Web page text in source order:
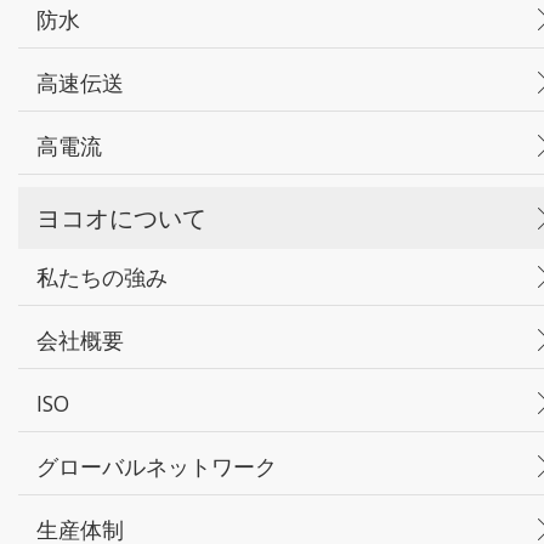
防水
高速伝送
高電流
ヨコオについて
私たちの強み
会社概要
ISO
グローバルネットワーク
生産体制